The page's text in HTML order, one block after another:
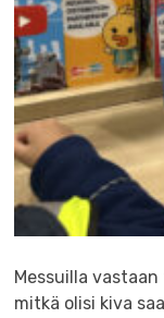
Messuilla
mitkä olisi kiva